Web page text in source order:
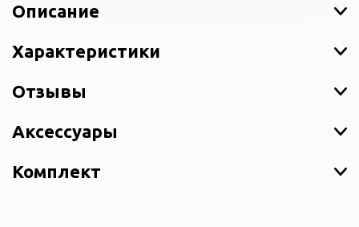
Описание
Характеристики
Отзывы
Аксессуары
Комплект